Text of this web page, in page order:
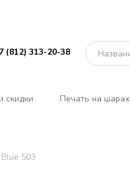
(812) 313-20-38
скидки Печать на шарах
503